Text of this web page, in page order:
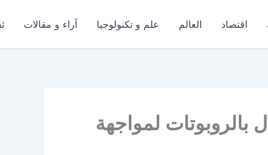
اقتصاد العالم علم و تكنولوجيا آراء و مقالات
بالروبوتات لمواجهة